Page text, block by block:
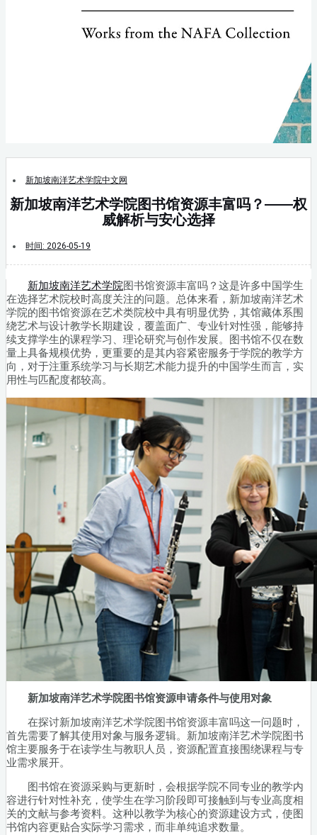
新加坡南洋艺术学院中文网
新加坡南洋艺术学院图书馆资源丰富吗？——权
威解析与安心选择
时间: 2026-05-19
新加坡南洋艺术学院图书馆资源丰富吗？这是许多中国学生
在选择艺术院校时高度关注的问题。总体来看，新加坡南洋艺术
学院的图书馆资源在艺术类院校中具有明显优势，其馆藏体系围
绕艺术与设计教学长期建设，覆盖面广、专业针对性强，能够持
续支撑学生的课程学习、理论研究与创作发展。图书馆不仅在数
量上具备规模优势，更重要的是其内容紧密服务于学院的教学方
向，对于注重系统学习与长期艺术能力提升的中国学生而言，实
用性与匹配度都较高。
新加坡南洋艺术学院图书馆资源申请条件与使用对象
在探讨新加坡南洋艺术学院图书馆资源丰富吗这一问题时，
首先需要了解其使用对象与服务逻辑。新加坡南洋艺术学院图书
馆主要服务于在读学生与教职人员，资源配置直接围绕课程与专
业需求展开。
图书馆在资源采购与更新时，会根据学院不同专业的教学内
容进行针对性补充，使学生在学习阶段即可接触到与专业高度相
关的文献与参考资料。这种以教学为核心的资源建设方式，使图
书馆内容更贴合实际学习需求，而非单纯追求数量。